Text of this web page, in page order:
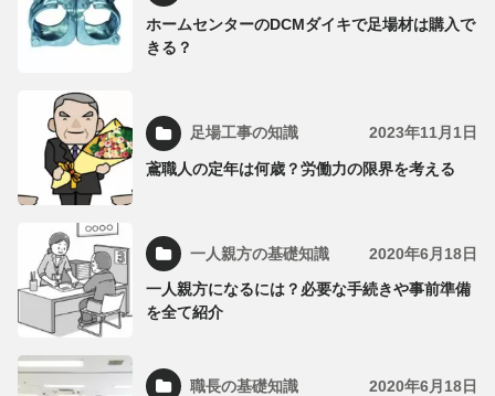
ホームセンターのDCMダイキで足場材は購入で
きる？
足場工事の知識 2023年11月1日
鳶職人の定年は何歳？労働力の限界を考える
一人親方の基礎知識 2020年6月18日
一人親方になるには？必要な手続きや事前準備
を全て紹介
職長の基礎知識 2020年6月18日